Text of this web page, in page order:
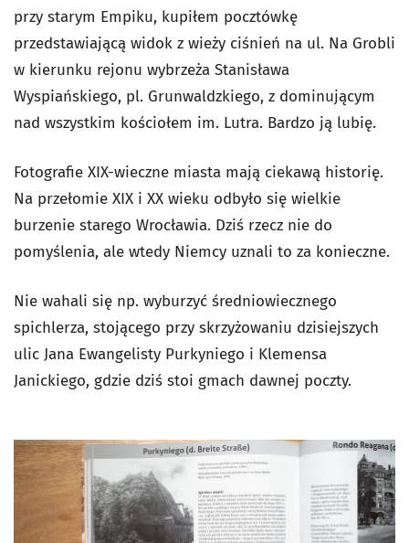
przy starym Empiku, kupiłem pocztówkę
przedstawiającą widok z wieży ciśnień na ul. Na Grobli
w kierunku rejonu wybrzeża Stanisława
Wyspiańskiego, pl. Grunwaldzkiego, z dominującym
nad wszystkim kościołem im. Lutra. Bardzo ją lubię.
Fotografie XIX-wieczne miasta mają ciekawą historię.
Na przełomie XIX i XX wieku odbyło się wielkie
burzenie starego Wrocławia. Dziś rzecz nie do
pomyślenia, ale wtedy Niemcy uznali to za konieczne.
Nie wahali się np. wyburzyć średniowiecznego
spichlerza, stojącego przy skrzyżowaniu dzisiejszych
ulic Jana Ewangelisty Purkyniego i Klemensa
Janickiego, gdzie dziś stoi gmach dawnej poczty.